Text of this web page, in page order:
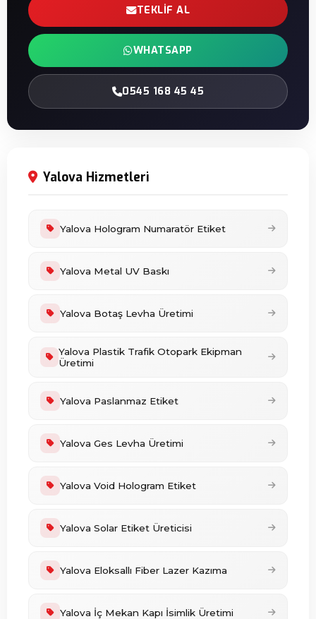
TEKLIF AL
WHATSAPP
0545 168 45 45
Yalova Hizmetleri
Yalova Hologram Numaratör Etiket
Yalova Metal UV Baskı
Yalova Botaş Levha Üretimi
Yalova Plastik Trafik Otopark Ekipman
Üretimi
Yalova Paslanmaz Etiket
Yalova Ges Levha Üretimi
Yalova Void Hologram Etiket
Yalova Solar Etiket Üreticisi
Yalova Eloksallı Fiber Lazer Kazıma
Yalova İç Mekan Kapı İsimlik Üretimi